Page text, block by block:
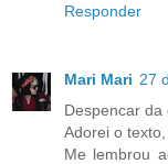
Responder
Mari Mari 27
Despencar
Adorei o
Me lembrou